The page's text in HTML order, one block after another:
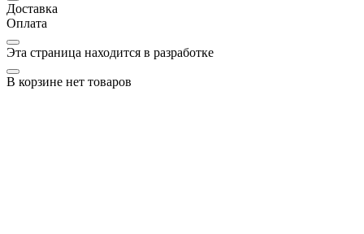
Доставка
Оплата
Эта страница находится в разработке
В корзине нет товаров